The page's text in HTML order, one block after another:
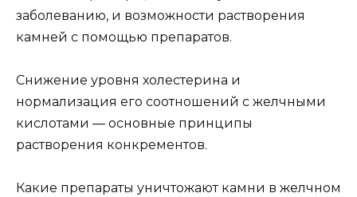
заболеванию, и возможности растворения
камней с помощью препаратов.
Снижение уровня холестерина и
нормализация его соотношений с желчными
кислотами — основные принципы
растворения конкрементов.
Какие препараты уничтожают камни в желчном